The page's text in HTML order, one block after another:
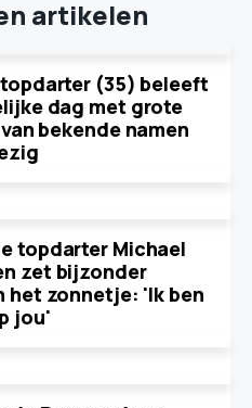
artikelen
(35) beleeft
dag met grote
bekende namen
topdarter Michael
zet bijzonder
het zonnetje: 'Ik ben
jou'